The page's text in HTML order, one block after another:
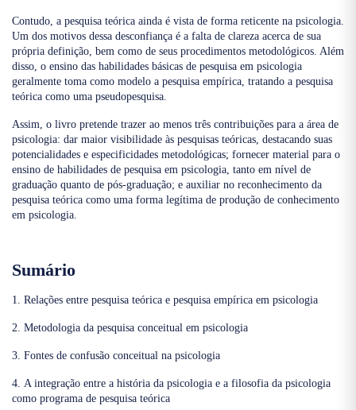
Contudo, a pesquisa teórica ainda é vista de forma reticente na psicologia.
Um dos motivos dessa desconfiança é a falta de clareza acerca de sua
própria definição, bem como de seus procedimentos metodológicos. Além
disso, o ensino das habilidades básicas de pesquisa em psicologia
geralmente toma como modelo a pesquisa empírica, tratando a pesquisa
teórica como uma pseudopesquisa.
Assim, o livro pretende trazer ao menos três contribuições para a área de
psicologia: dar maior visibilidade às pesquisas teóricas, destacando suas
potencialidades e especificidades metodológicas; fornecer material para o
ensino de habilidades de pesquisa em psicologia, tanto em nível de
graduação quanto de pós-graduação; e auxiliar no reconhecimento da
pesquisa teórica como uma forma legítima de produção de conhecimento
em psicologia.
Sumário
1. Relações entre pesquisa teórica e pesquisa empírica em psicologia
2. Metodologia da pesquisa conceitual em psicologia
3. Fontes de confusão conceitual na psicologia
4. A integração entre a história da psicologia e a filosofia da psicologia
como programa de pesquisa teórica